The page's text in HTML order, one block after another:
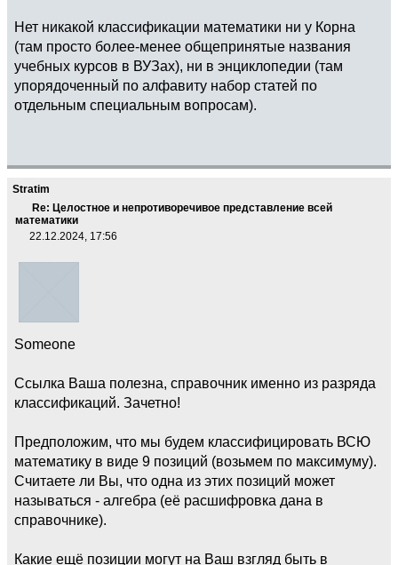
Нет никакой классификации математики ни у Корна
(там просто более-менее общепринятые названия
учебных курсов в ВУЗах), ни в энциклопедии (там
упорядоченный по алфавиту набор статей по
отдельным специальным вопросам).
Stratim
Re: Целостное и непротиворечивое представление всей
математики
22.12.2024, 17:56
Someone
Ссылка Ваша полезна, справочник именно из разряда
классификаций. Зачетно!
Предположим, что мы будем классифицировать ВСЮ
математику в виде 9 позиций (возьмем по максимуму).
Считаете ли Вы, что одна из этих позиций может
называться - алгебра (её расшифровка дана в
справочнике).
Какие ещё позиции могут на Ваш взгляд быть в